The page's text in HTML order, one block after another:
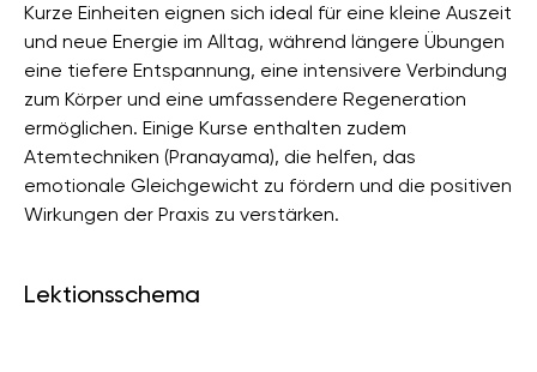
Kurze Einheiten eignen sich ideal für eine kleine Auszeit
und neue Energie im Alltag, während längere Übungen
eine tiefere Entspannung, eine intensivere Verbindung
zum Körper und eine umfassendere Regeneration
ermöglichen. Einige Kurse enthalten zudem
Atemtechniken (Pranayama), die helfen, das
emotionale Gleichgewicht zu fördern und die positiven
Wirkungen der Praxis zu verstärken.
Lektionsschema